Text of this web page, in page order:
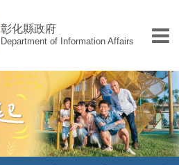
彰化縣政府
Department of Information Affairs